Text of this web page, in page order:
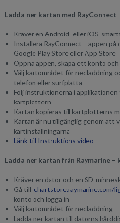
Ladda ner kartan med RayConnect
Kräver en Android- eller iOS-
Installera RayConnect – appen
Google Play Store eller App Store
Öppna appen, skapa ett konto och
Välj kartområdet för nedladdning
telefon eller surfplatta
Följ instruktionerna i
kartplottern
Kartan kopieras till kartplotterns
Kartan är nu tillgänglig genom att
kartinställningarna
Länk till Instruktions video
Ladda ner kartan från Raymarine
Kräver en dator och en SD-
Gå till chartstore.raymarine.com/
konto och logga in
Välj kartområdet för nedladdning
Ladda ner kartan till datorns